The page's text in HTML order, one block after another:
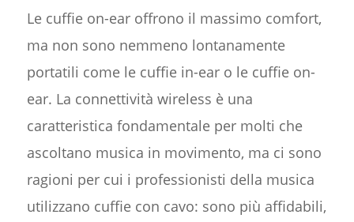
Le cuffie on-ear offrono il massimo comfort,
ma non sono nemmeno lontanamente
portatili come le cuffie in-ear o le cuffie on-
ear. La connettività wireless è una
caratteristica fondamentale per molti che
ascoltano musica in movimento, ma ci sono
ragioni per cui i professionisti della musica
utilizzano cuffie con cavo: sono più affidabili,